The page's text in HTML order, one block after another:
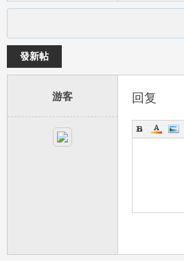
發新帖
游客 回复